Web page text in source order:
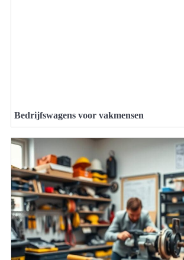
Bedrijfswagens voor vakmensen